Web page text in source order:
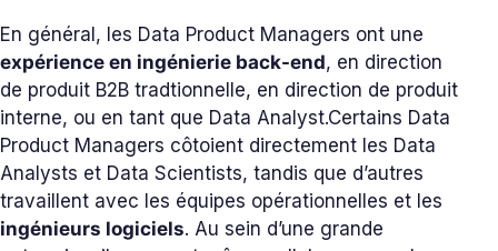
En général, les Data Product Managers ont une
expérience en ingénierie back-end, en direction
de produit B2B tradtionnelle, en direction de produit
interne, ou en tant que Data Analyst.Certains Data
Product Managers côtoient directement les Data
Analysts et Data Scientists, tandis que d’autres
travaillent avec les équipes opérationnelles et les
ingénieurs logiciels. Au sein d’une grande